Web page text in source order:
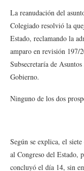
La reanudación del
Colegiado resolvió la
Estado, reclamando la
amparo en revisión
Subsecretaría de
Gobierno.
Ninguno de los dos
Según se explica, el
al Congreso del Estado,
concluyó el día 14, sin